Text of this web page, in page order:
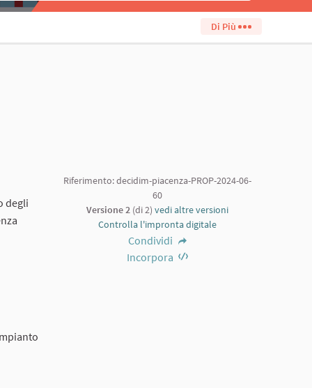
Di Più
degli
Riferimento: decidim-piacenza-PROP-2024-06-
60
Versione 2 (di 2) vedi altre versioni
Controlla l'impronta digitale
Condividi
Incorpora